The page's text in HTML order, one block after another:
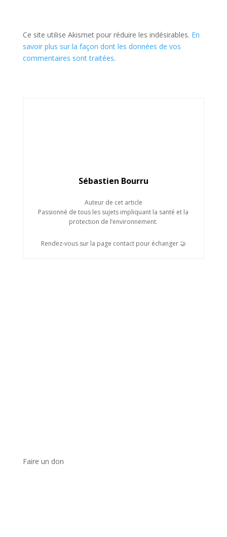
Ce site utilise Akismet pour réduire les indésirables. En
savoir plus sur la façon dont les données de vos
commentaires sont traitées.
Sébastien Bourru
Auteur de cet article
Passionné de tous les sujets impliquant la santé et la
protection de l’environnement.
Rendez-vous sur la page contact pour échanger 🤝
Faire un don